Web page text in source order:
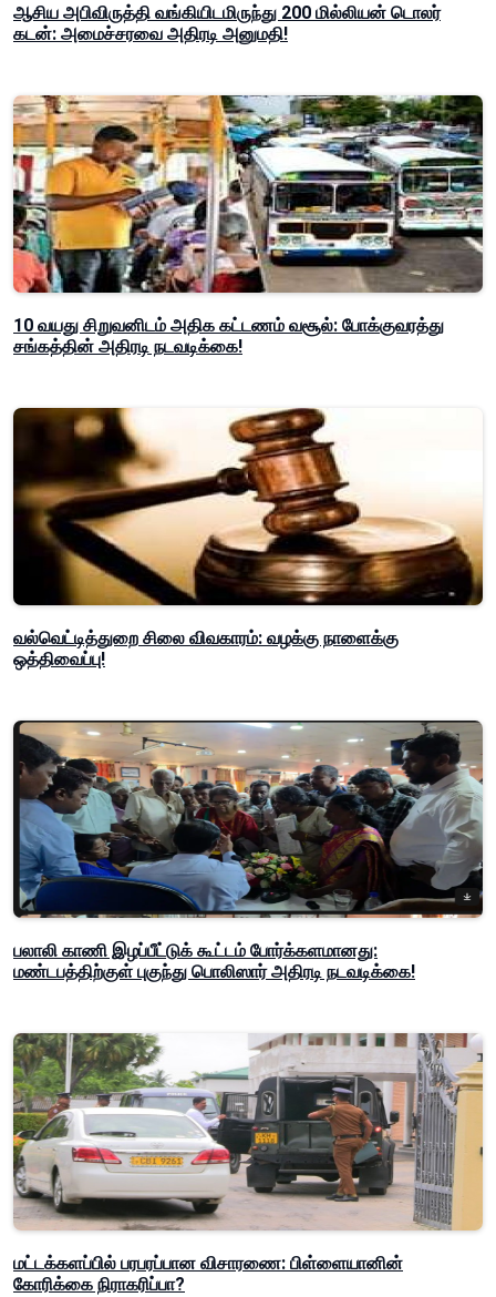
ஆசிய அபிவிருத்தி வங்கியிடமிருந்து 200 மில்லியன் டொலர்
கடன்: அமைச்சரவை அதிரடி அனுமதி!
10 வயது சிறுவனிடம் அதிக கட்டணம் வசூல்: போக்குவரத்து
சங்கத்தின் அதிரடி நடவடிக்கை!
வல்வெட்டித்துறை சிலை விவகாரம்: வழக்கு நாளைக்கு
ஒத்திவைப்பு!
பலாலி காணி இழப்பீட்டுக் கூட்டம் போர்க்களமானது:
மண்டபத்திற்குள் புகுந்து பொலிஸார் அதிரடி நடவடிக்கை!
மட்டக்களப்பில் பரபரப்பான விசாரணை: பிள்ளையானின்
கோரிக்கை நிராகரிப்பா?